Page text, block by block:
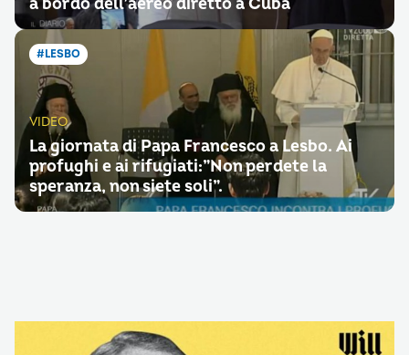
#LESBO
VIDEO
La giornata di Papa Francesco a Lesbo. Ai
profughi e ai rifugiati:”Non perdete la
speranza, non siete soli”.